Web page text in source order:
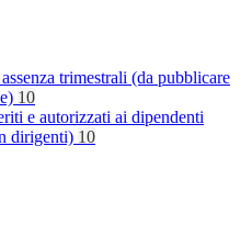
trimestrali (da pubblicare
10
e autorizzati ai dipendenti
dirigenti) 10